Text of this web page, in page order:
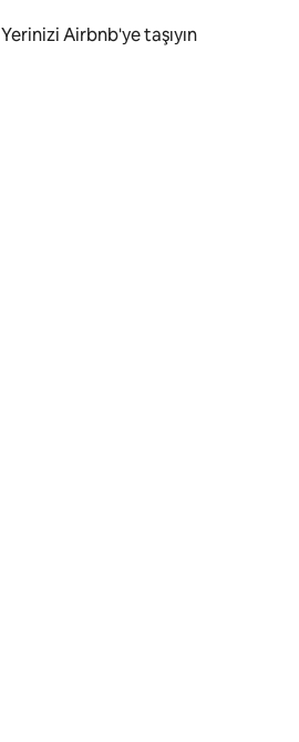
Yerinizi Airbnb'ye taşıyın